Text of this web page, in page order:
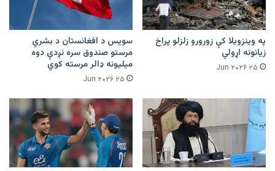
په وینزویلا کې زورورو زلزلو پراخ
زیانونه اړولي
۲۵ Jun ۲۰۲۶
سویس د افغانستان د بشري
مرستو صندوق سره نږدې دوه
میلیونه ډالر مرسته کوي
۲۵ Jun ۲۰۲۶